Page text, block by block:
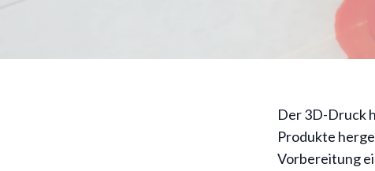
Der 3D-Druck
Produkte
Vorbereitung